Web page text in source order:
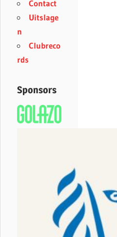
Contact
Uitslage
n
Clubreco
rds
Sponsors